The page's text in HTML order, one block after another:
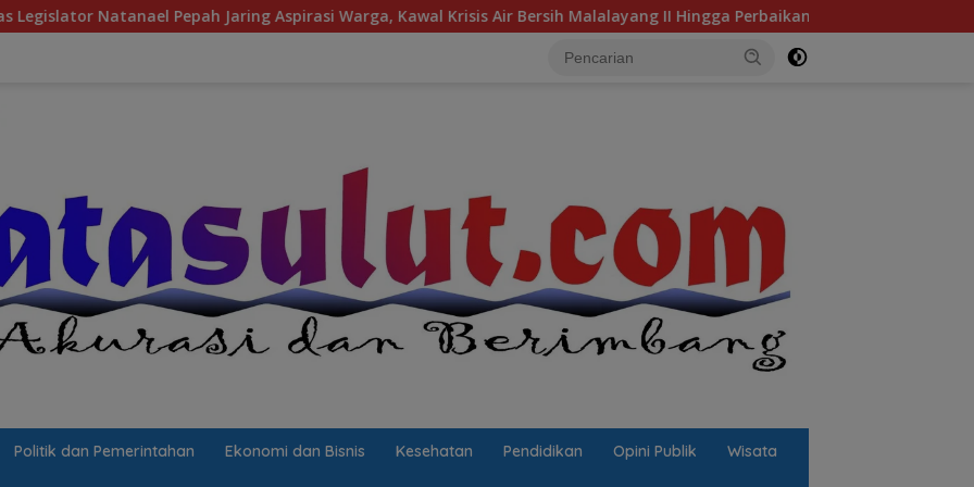
Jaring Aspirasi Warga, Kawal Krisis Air Bersih Malalayang II Hingga Perbaikan Infrastruktur Jalan Berlubang Picu
Politik dan Pemerintahan Ekonomi dan Bisnis Kesehatan Pendidikan Opini Publik Wisata